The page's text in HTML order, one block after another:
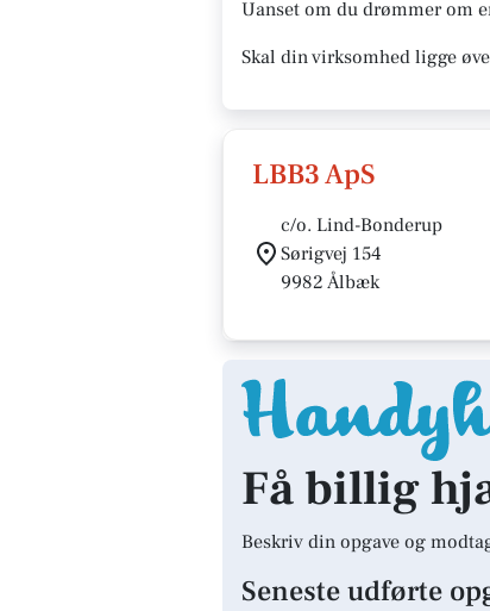
Uanset om du drømmer om
Skal din virksomhed ligge
LBB3 ApS
c/o. Lind-Bonderup
Sørigvej 154
9982 Ålbæk
Få billig
Beskriv din opgave og
Seneste udførte